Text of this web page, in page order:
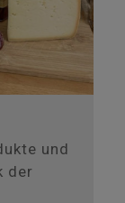
und
der